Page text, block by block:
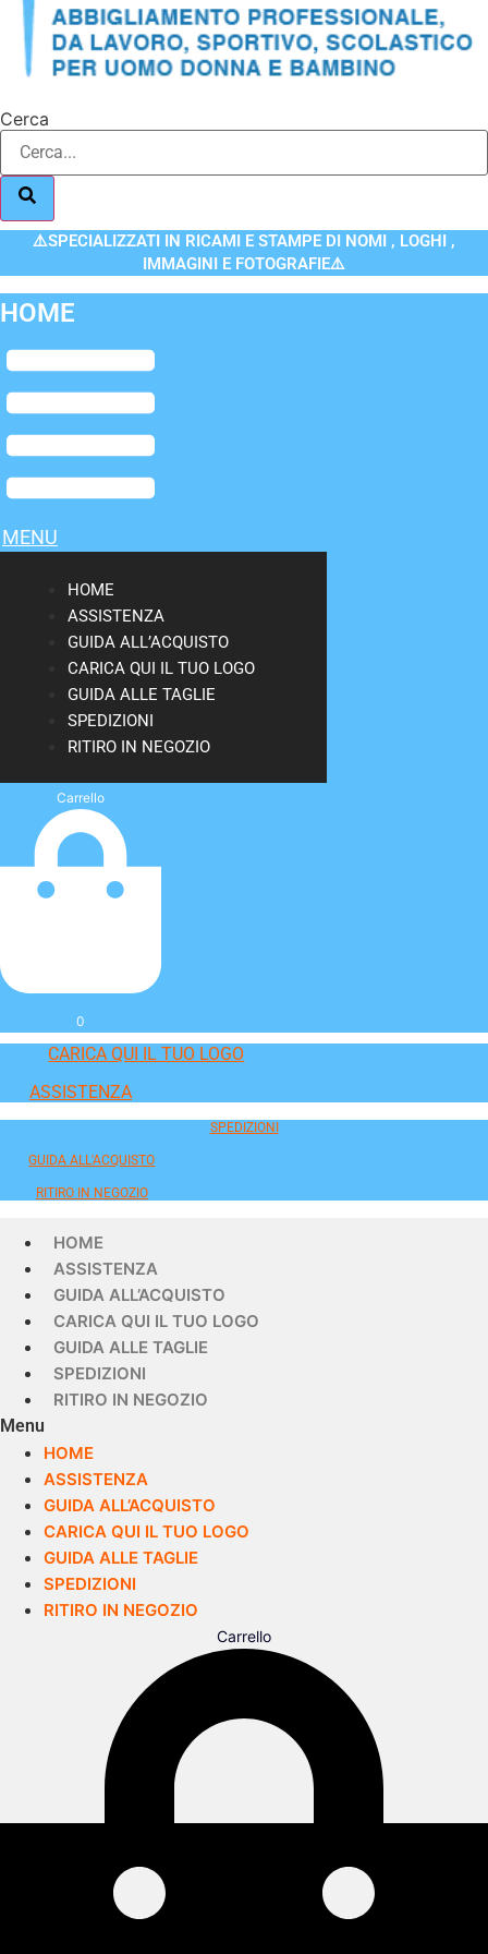
Cerca
⚠️SPECIALIZZATI IN RICAMI E STAMPE DI NOMI , LOGHI ,
IMMAGINI E FOTOGRAFIE⚠️
HOME
Flyout
Menu
MENU
HOME
ASSISTENZA
GUIDA ALL’ACQUISTO
CARICA QUI IL TUO LOGO
GUIDA ALLE TAGLIE
SPEDIZIONI
RITIRO IN NEGOZIO
Carrello
0
CARICA QUI IL TUO LOGO
ASSISTENZA
SPEDIZIONI
GUIDA ALL'ACQUISTO
RITIRO IN NEGOZIO
HOME
ASSISTENZA
GUIDA ALL’ACQUISTO
CARICA QUI IL TUO LOGO
GUIDA ALLE TAGLIE
SPEDIZIONI
RITIRO IN NEGOZIO
Menu
HOME
ASSISTENZA
GUIDA ALL’ACQUISTO
CARICA QUI IL TUO LOGO
GUIDA ALLE TAGLIE
SPEDIZIONI
RITIRO IN NEGOZIO
Carrello